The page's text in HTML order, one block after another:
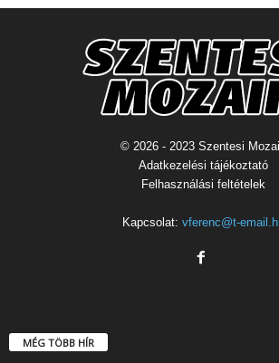
© 2026 - 2023 Szentesi
Adatkezelési tájékoztató
Felhasználási feltételek
Kapcsolat: vferenc@t-
MÉG TÖBB HÍR